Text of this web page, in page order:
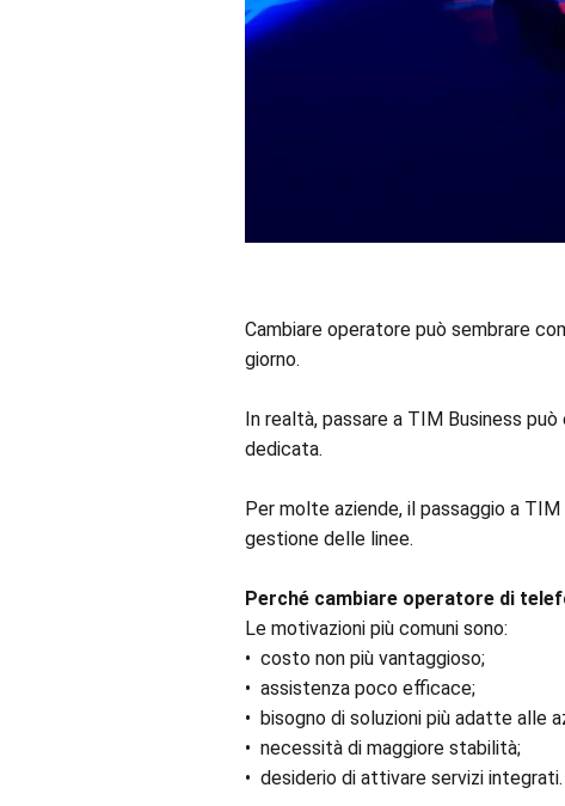
Cambiare operatore può sembrare
giorno.
In realtà, passare a TIM Business
dedicata.
Per molte aziende, il passaggio a
gestione delle linee.
Perché cambiare operatore di
Le motivazioni più comuni sono:
•⁠ ⁠costo non più vantaggioso;
•⁠ ⁠assistenza poco efficace;
•⁠ ⁠bisogno di soluzioni più adatte alle
•⁠ ⁠necessità di maggiore stabilità;
•⁠ ⁠desiderio di attivare servizi integrati.